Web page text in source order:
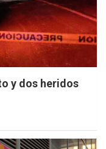
y dos heridos